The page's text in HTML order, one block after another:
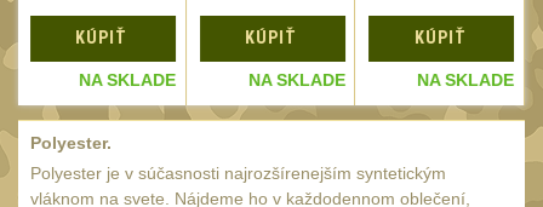
Nášivky
Samonavíjecí držáky
Zámky
Nepromokavý potahy a
KÚPIŤ
NA SKLADE
KÚPIŤ
NA SKLADE
KÚPIŤ
NA SKLADE
Polyester.
Polyester je v súčasnosti najrozšírenejším syntetickým
vláknom na svete. Nájdeme ho v každodennom oblečení,